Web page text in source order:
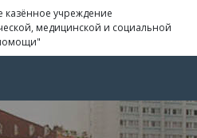
казённое учреждение
медицинской и социальной